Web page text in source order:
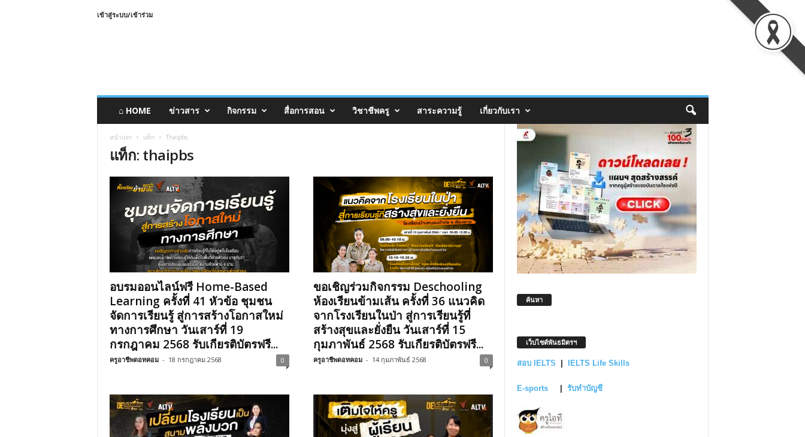
เข้าสู่ระบบ/เข้าร่วม
⌂ HOME ข่าวสาร กิจกรรม สื่อการสอน วิชาชีพครู สาระความรู้ เกี่ยวกับเรา
หน้าแรก แท็ก Thaipbs
แท็ก: thaipbs
อบรมออนไลน์ฟรี Home-Based
Learning ครั้งที่ 41 หัวข้อ ชุมชน
จัดการเรียนรู้ สู่การสร้างโอกาสใหม่
ทางการศึกษา วันเสาร์ที่ 19
กรกฎาคม 2568 รับเกียรติบัตรฟรี...
ครูอาชีพดอทคอม - 18 กรกฎาคม 2568 0
ขอเชิญร่วมกิจกรรม Deschooling
ห้องเรียนข้ามเส้น ครั้งที่ 36 แนวคิด
จากโรงเรียนในป่า สู่การเรียนรู้ที่
สร้างสุขและยั่งยืน วันเสาร์ที่ 15
กุมภาพันธ์ 2568 รับเกียรติบัตรฟรี...
ครูอาชีพดอทคอม - 14 กุมภาพันธ์ 2568 0
ค้นหา
เว็บไซต์พันธมิตรฯ
สอบ IELTS IELTS Life Skills
E-sports รับทำบัญชี